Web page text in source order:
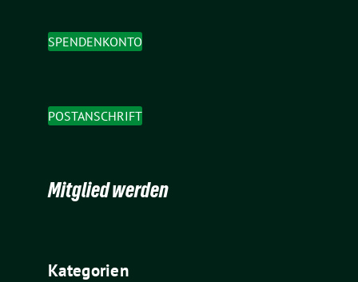
SPENDENKONTO
POSTANSCHRIFT
Mitglied werden
Kategorien